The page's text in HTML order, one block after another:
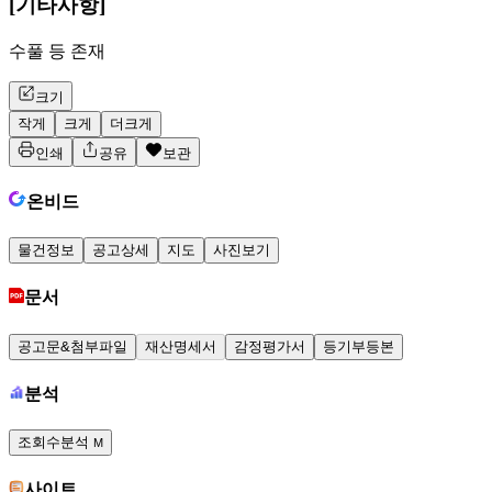
[기타사항]
수풀 등 존재
크기
작게
크게
더크게
인쇄
공유 보관
온비드
물건정보 공고상세 지도 사진보기
문서
공고문&첨부파일 재산명세서 감정평가서 등기부등본
분석
조회수분석 M